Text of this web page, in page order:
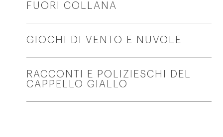
FUORI COLLANA
GIOCHI DI VENTO E NUVOLE
RACCONTI E POLIZIESCHI DEL
CAPPELLO GIALLO